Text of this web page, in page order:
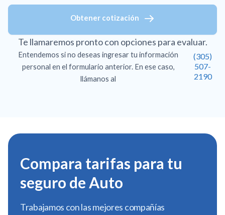
Obtener cotización
Te llamaremos pronto con opciones para evaluar.
Entendemos si no deseas ingresar tu información
personal en el formulario anterior. En ese caso,
llámanos al
(305)
507-
2190
Compara tarifas para tu
seguro de Auto
Trabajamos con las mejores compañías